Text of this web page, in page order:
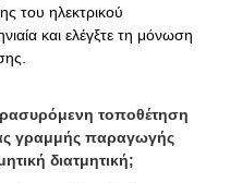
του ηλεκτρικού
και ελέγξτε τη μόνωση
τοποθέτηση
γραμμής παραγωγής
διατμητική;